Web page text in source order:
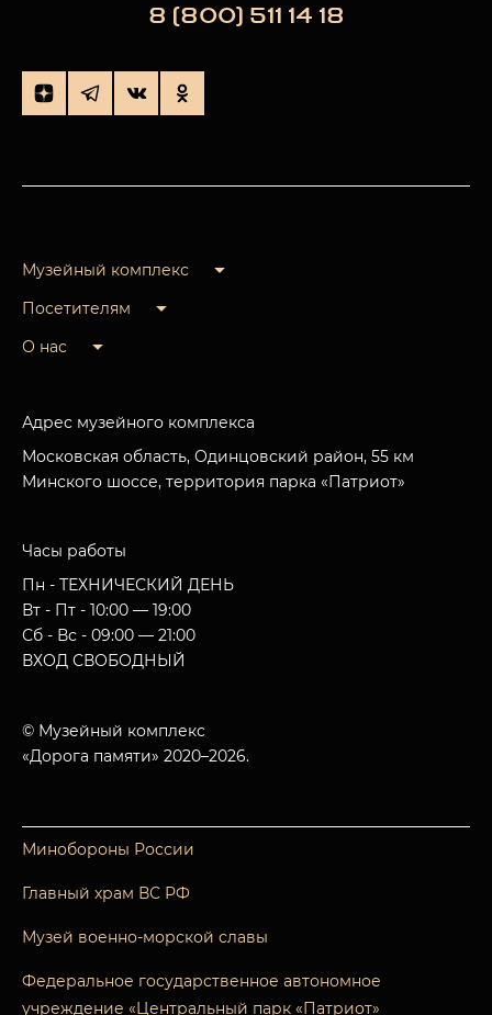
8 (800) 511 14 18
Музейный комплекс
Посетителям
О нас
Адрес музейного комплекса
Московская область, Одинцовский район, 55 км
Минского шоссе, территория парка «Патриот»
Часы работы
Пн - ТЕХНИЧЕСКИЙ ДЕНЬ
Вт - Пт - 10:00 — 19:00
Сб - Вс - 09:00 — 21:00
ВХОД СВОБОДНЫЙ
© Музейный комплекс
«Дорога памяти» 2020–2026.
Минобороны России
Главный храм ВС РФ
Музей военно-морской славы
Федеральное государственное автономное
учреждение «Центральный парк «Патриот»